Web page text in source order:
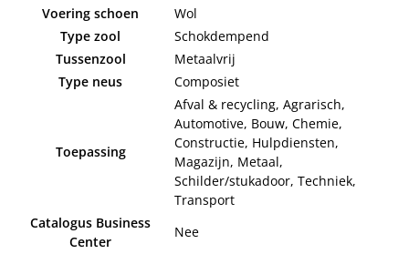
Voering schoen
Wol
Type zool
Schokdempend
Tussenzool
Metaalvrij
Type neus
Composiet
Toepassing
Afval & recycling, Agrarisch,
Automotive, Bouw, Chemie,
Constructie, Hulpdiensten,
Magazijn, Metaal,
Schilder/stukadoor, Techniek,
Transport
Catalogus Business
Center
Nee